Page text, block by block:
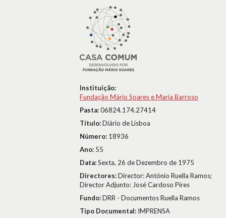
Instituição:
Fundação Mário Soares e Maria Barroso
Pasta:06824.174.27414
Título:Diário de Lisboa
Número: 18936
Ano: 55
Data:Sexta, 26 de Dezembro de 1975
Directores:Director: António Ruella Ramos;
Director Adjunto: José Cardoso Pires
Fundo:DRR - Documentos Ruella Ramos
Tipo Documental: IMPRENSA